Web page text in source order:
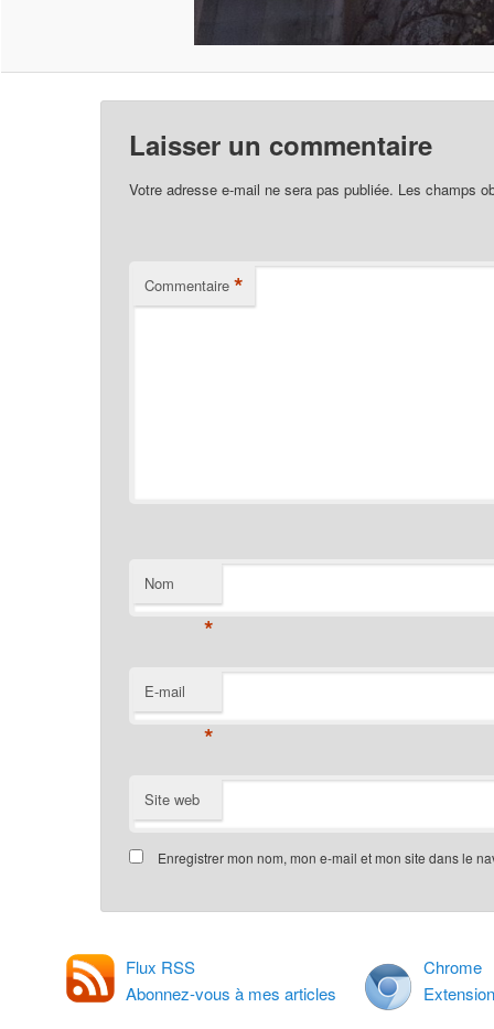
Laisser un commentaire
Votre adresse e-mail ne sera pas publiée. Les champs
Commentaire *
Nom
*
E-mail
*
Site web
Enregistrer mon nom, mon e-mail et mon site dans le
Flux RSS
Abonnez-vous à mes articles
Chrome